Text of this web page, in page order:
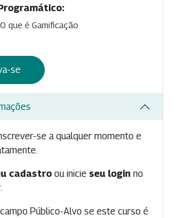
que é Gamificação
se
se a qualquer momento e
cadastro ou inicie seu login no
.
Público-Alvo se este curso é